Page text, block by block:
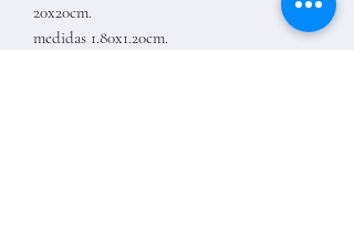
20x20cm.
medidas 1.80x1.20cm.